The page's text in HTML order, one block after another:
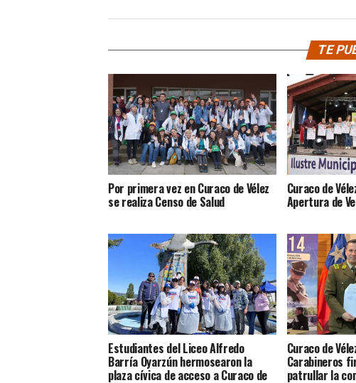
TE
Por primera vez en Curaco de Vélez
se realiza Censo de Salud
Curaco de
Apertura de
Estudiantes del Liceo Alfredo
Barría Oyarzún hermosearon la
plaza cívica de acceso a Curaco de
Curaco de
Carabineros
patrullar la